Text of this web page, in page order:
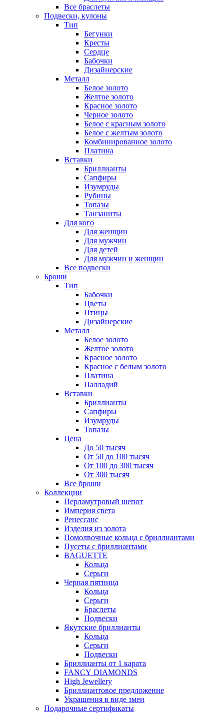
Все браслеты
Подвески, кулоны
Тип
Бегунки
Кресты
Сердце
Бабочки
Дизайнерские
Металл
Белое золото
Желтое золото
Красное золото
Черное золото
Белое с красным золото
Белое с желтым золото
Комбинированное золото
Платина
Вставки
Бриллианты
Сапфиры
Изумруды
Рубины
Топазы
Танзаниты
Для кого
Для женщин
Для мужчин
Для детей
Для мужчин и женщин
Все подвески
Броши
Тип
Бабочки
Цветы
Птицы
Дизайнерские
Металл
Белое золото
Желтое золото
Красное золото
Красное с белым золото
Платина
Палладий
Вставки
Бриллианты
Сапфиры
Изумруды
Топазы
Цена
До 50 тысяч
От 50 до 100 тысяч
От 100 до 300 тысяч
От 300 тысяч
Все броши
Коллекции
Перламутровый шепот
Империя света
Ренессанс
Изделия из золота
Помолвочные кольца с бриллиантами
Пусеты с бриллиантами
BAGUETTE
Кольца
Серьги
Черная пятница
Кольца
Серьги
Браслеты
Подвески
Якутские бриллианты
Кольца
Серьги
Подвески
Бриллианты от 1 карата
FANCY DIAMONDS
High Jewellery
Бриллиантовое предложение
Украшения в виде змеи
Подарочные сертификаты